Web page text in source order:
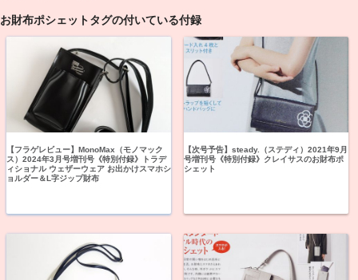
お財布ポシェットタグの付いている付録
【フラゲレビュー】MonoMax（モノマック
ス）2024年3月号増刊号《特別付録》トラデ
ィショナル ウェザーウェア お出かけスマホシ
ョルダー＆L字ジップ財布
【次号予告】steady.（ステディ）2021年9月
号増刊号《特別付録》クレイサスのお財布ポ
シェット